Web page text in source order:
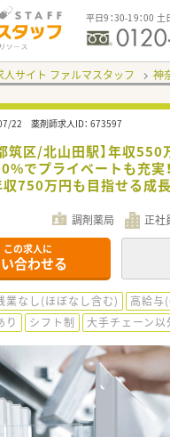
平日9：30-19：00 土
人サイト ファルマスタッフ 神
22 薬剤師求人ID： 673597
筑区/北山田駅】年収550
でプライベートも充実
750万円も目指せる成長
調剤薬局 正社
この求人に
合わせる
業なし(ほぼなし含む)
高給与
り
シフト制 大手チェーン以